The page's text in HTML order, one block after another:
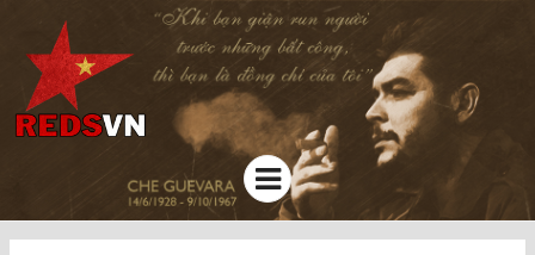
Kênh chia sẻ tri thức cộng đồng
Menu